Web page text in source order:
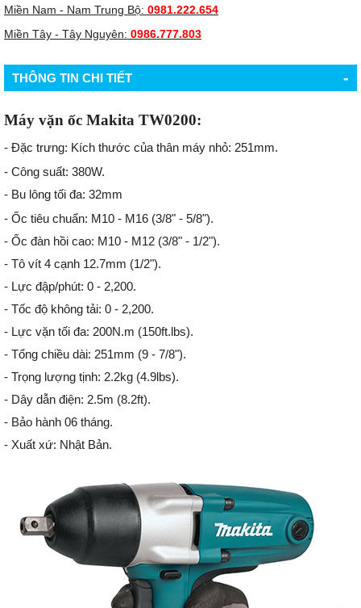
Miền Nam - Nam Trung Bộ: 0981.222.654
Miền Tây - Tây Nguyên: 0986.777.803
THÔNG TIN CHI TIẾT -
Máy vặn ốc Makita TW0200:
- Đặc trưng: Kích thước của thân máy nhỏ: 251mm.
- Công suất: 380W.
- Bu lông tối đa: 32mm
- Ốc tiêu chuẩn: M10 - M16 (3/8" - 5/8").
- Ốc đàn hồi cao: M10 - M12 (3/8" - 1/2").
- Tô vít 4 cạnh 12.7mm (1/2").
- Lực đập/phút: 0 - 2,200.
- Tốc độ không tải: 0 - 2,200.
- Lực vặn tối đa: 200N.m (150ft.lbs).
- Tổng chiều dài: 251mm (9 - 7/8").
- Trọng lượng tịnh: 2.2kg (4.9lbs).
- Dây dẫn điện: 2.5m (8.2ft).
- Bảo hành 06 tháng.
- Xuất xứ: Nhật Bản.